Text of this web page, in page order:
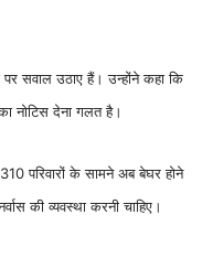
पर सवाल उठाए हैं। उन्होंने कहा कि
नोटिस देना गलत है।
परिवारों के सामने अब बेघर होने
की व्यवस्था करनी चाहिए।